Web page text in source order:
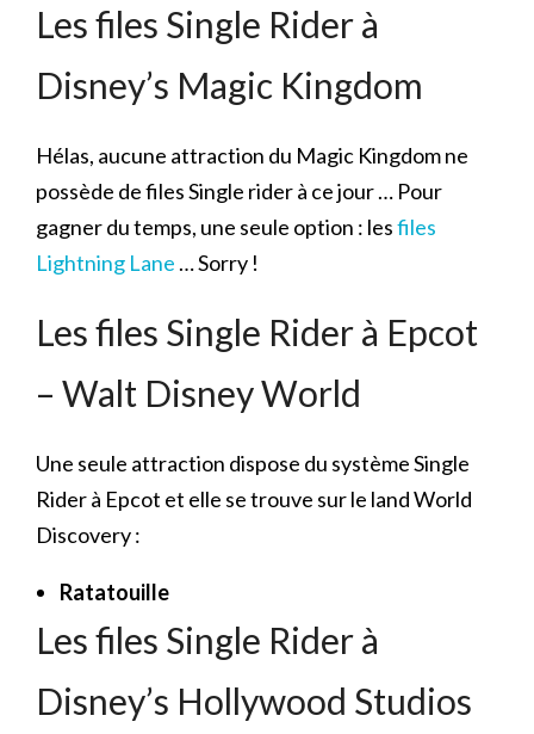
Les files Single Rider à
Disney’s Magic Kingdom
Hélas, aucune attraction du Magic Kingdom ne
possède de files Single rider à ce jour … Pour
gagner du temps, une seule option : lesfiles
Lightning Lane … Sorry !
Les files Single Rider à Epcot
– Walt Disney World
Une seule attraction dispose du système Single
Rider à Epcot et elle se trouve sur le land World
Discovery :
Ratatouille
Les files Single Rider à
Disney’s Hollywood Studios